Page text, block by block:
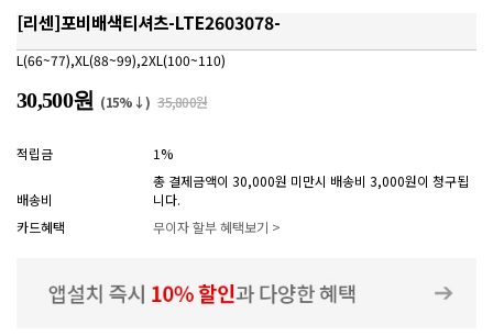
[리센]포비배색티셔츠-LTE2603078-
L(66~77),XL(88~99),2XL(100~110)
30,500원 (15%↓) 35,800원
적립금 1%
배송비
총 결제금액이 30,000원 미만시 배송비 3,000원이 청구됩
니다.
카드혜택
무이자 할부 혜택보기 >